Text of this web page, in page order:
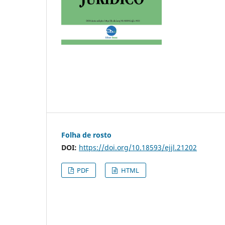
Folha de rosto
DOI: https://doi.org/10.18593/ejjl.21202
PDF HTML